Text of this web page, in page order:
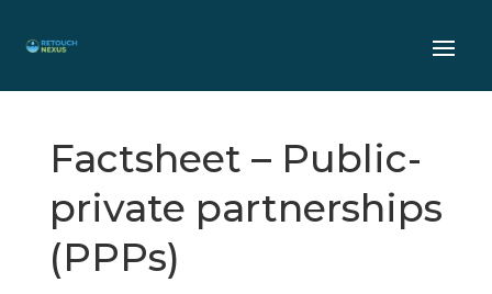
Factsheet – Public-
private partnerships
(PPPs)